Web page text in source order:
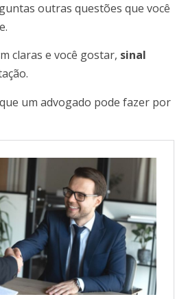
outras questões que você
claras e você gostar, sinal
um advogado pode fazer por